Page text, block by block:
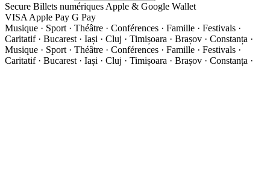
Secure Billets numériques Apple & Google Wallet
VISA Apple Pay G Pay
Musique · Sport · Théâtre · Conférences · Famille · Festivals ·
Caritatif · Bucarest · Iași · Cluj · Timișoara · Brașov · Constanța ·
Musique · Sport · Théâtre · Conférences · Famille · Festivals ·
Caritatif · Bucarest · Iași · Cluj · Timișoara · Brașov · Constanța ·